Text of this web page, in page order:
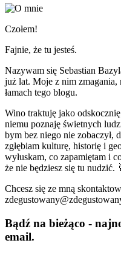
Czołem!
Fajnie, że tu jesteś.
Nazywam się Sebastian
już lat. Moje z nim zmagania,
łamach tego blogu.
Wino traktuję jako
niemu poznaję świetnych
bym bez niego nie zobaczył,
zgłębiam kulturę, historię i
wyłuskam, co zapamiętam i
że nie będziesz się tu nudzić.
Chcesz się ze mną
Bądź na bieżąco -
email.